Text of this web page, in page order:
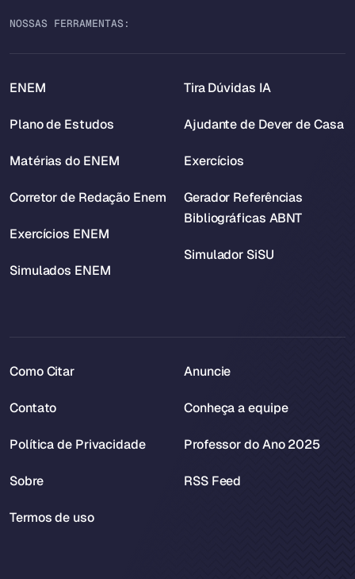
NOSSAS FERRAMENTAS:
ENEM
Plano de Estudos
Matérias do ENEM
Corretor de Redação Enem
Exercícios ENEM
Simulados ENEM
Tira Dúvidas IA
Ajudante de Dever de Casa
Exercícios
Gerador Referências
Bibliográficas ABNT
Simulador SiSU
Como Citar
Contato
Política de Privacidade
Sobre
Termos de uso
Anuncie
Conheça a equipe
Professor do Ano 2025
RSS Feed